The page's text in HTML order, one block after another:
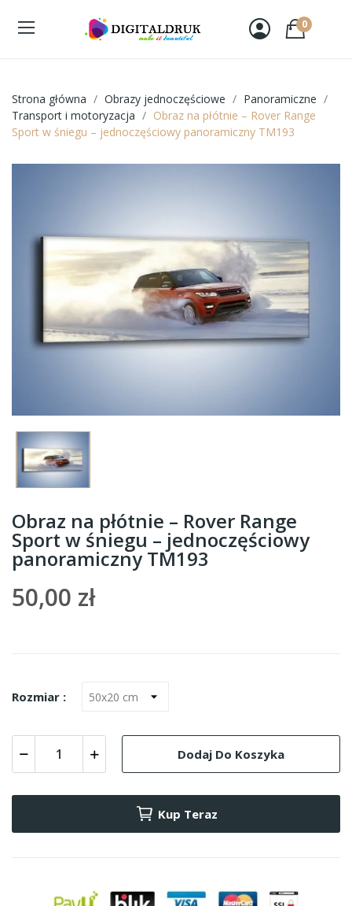
0
Strona główna Obrazy jednoczęściowe
Panoramiczne
Transport i motoryzacja
Obraz na płótnie – Rover Range
Sport w śniegu – jednoczęściowy panoramiczny TM193
Obraz na płótnie – Rover Range
Sport w śniegu – jednoczęściowy
panoramiczny TM193
50,00 zł
Rozmiar :
Dodaj Do Koszyka
Kup Teraz